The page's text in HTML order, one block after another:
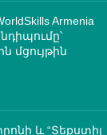
Armenia
մցույթին
և “Տեքստիլ